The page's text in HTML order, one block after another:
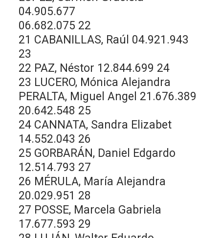
04.905.677
06.682.075 22
21 CABANILLAS, Raúl 04.921.943
23
22 PAZ, Néstor 12.844.699 24
23 LUCERO, Mónica Alejandra
PERALTA, Miguel Angel 21.676.389
20.642.548 25
24 CANNATA, Sandra Elizabet
14.552.043 26
25 GORBARÁN, Daniel Edgardo
12.514.793 27
26 MÉRULA, María Alejandra
20.029.951 28
27 POSSE, Marcela Gabriela
17.677.593 29